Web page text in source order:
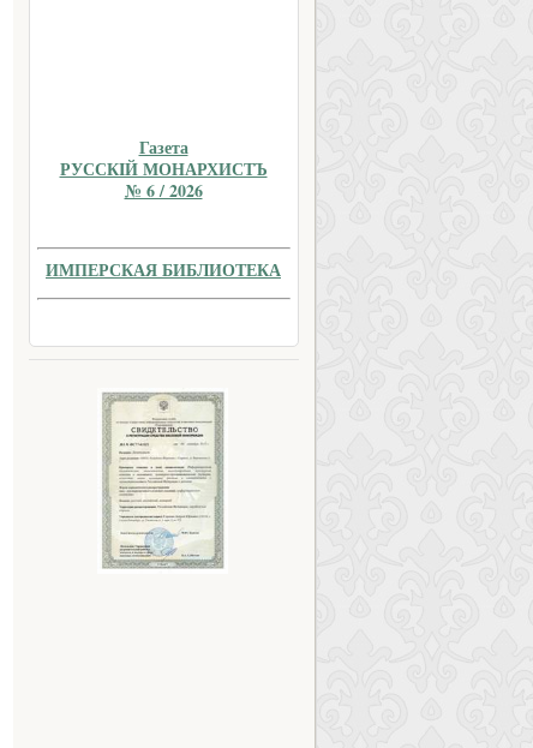
Газета
РУССКIЙ МОНАРХИСТЪ
№ 6 / 2026
ИМПЕРСКАЯ БИБЛИОТЕКА